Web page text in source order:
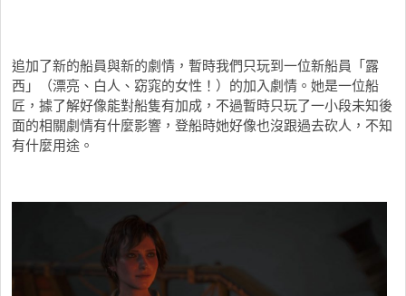
追加了新的船員與新的劇情，暫時我們只玩到一位新船員「露
西」（漂亮、白人、窈窕的女性！）的加入劇情。她是一位船
匠，據了解好像能對船隻有加成，不過暫時只玩了一小段未知後
面的相關劇情有什麼影響，登船時她好像也沒跟過去砍人，不知
有什麼用途。